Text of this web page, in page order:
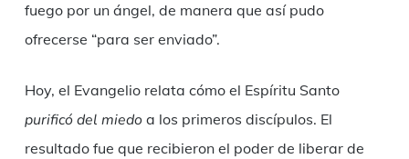
fuego por un ángel, de manera que así pudo
ofrecerse “para ser enviado”.
Hoy, el Evangelio relata cómo el Espíritu Santo
purificó del miedoa los primeros discípulos. El
resultado fue que recibieron el poder de liberar de